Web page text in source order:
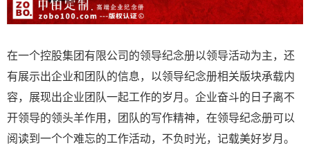
在一个控股集团有限公司的领导纪念册以领导活动为主，还
有展示出企业和团队的信息，以领导纪念册相关版块承载内
容，展现出企业团队一起工作的岁月。企业奋斗的日子离不
开领导的领头羊作用，团队的写作精神，在领导纪念册可以
阅读到一个个难忘的工作活动，不负时光，记载美好岁月。